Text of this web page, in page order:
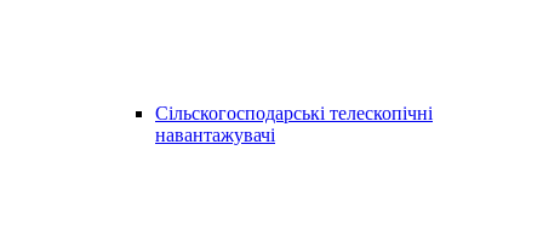
Сільскогосподарські телескопічні
навантажувачі